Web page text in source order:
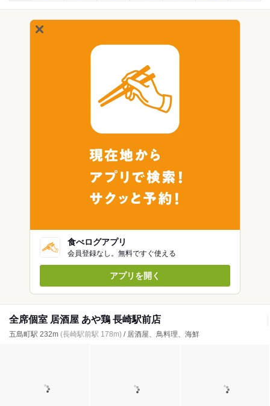
食べログアプリ
会員登録なし。無料ですぐ使える
アプリを開く
全席個室 居酒屋 あや鶏 長崎駅前店
五島町駅 232m (長崎駅前駅 178m) / 居酒屋、鳥料理、海鮮